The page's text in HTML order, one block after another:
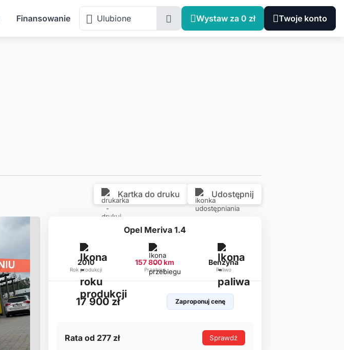
Finansowanie Ulubione Wystaw za 0 zł Twoje konto
Śląskie, Siemianowice Śląskie, Jana Kapicy 10
Kartka do druku Udostępnij
Opel Meriva 1.4
2010
Rok produkcji
157 800 km
Przebieg
Benzyna
Paliwo
17 900 zł Zaproponuj cenę
Rata od 277 zł Sprawdź